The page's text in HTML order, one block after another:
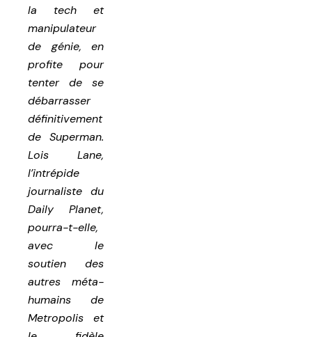
la tech et
manipulateur
de génie, en
profite pour
tenter de se
débarrasser
définitivement
de Superman.
Lois Lane,
l’intrépide
journaliste du
Daily Planet,
pourra-t-elle,
avec le
soutien des
autres méta-
humains de
Metropolis et